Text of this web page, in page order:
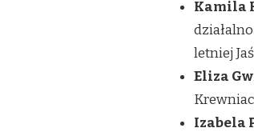
Kamila
letniej
Eliza
Izabela